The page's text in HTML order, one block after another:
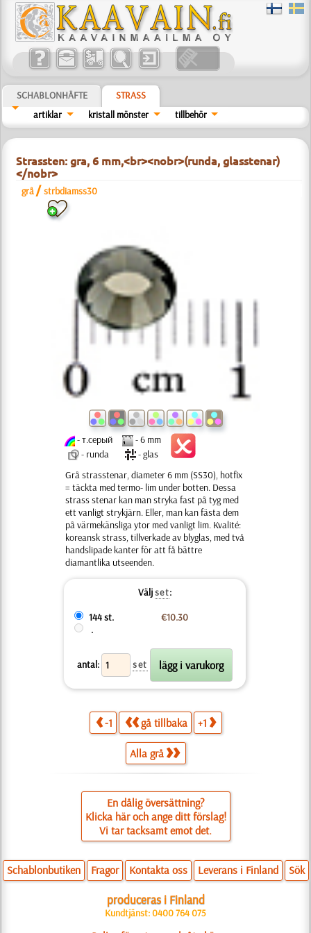
SCHABLONHÄFTE
STRASS
artiklar
kristall mönster tillbehör
Strassten: gra, 6 mm,<br><nobr>(runda, glasstenar)
</nobr>
grå /strbdiamss30
- т.серый
- runda
- 6 mm
- glas
Grå strasstenar, diameter 6 mm (SS30), hotfix
= täckta med termo- lim under botten. Dessa
strass stenar kan man stryka fast på tyg med
ett vanligt strykjärn. Eller, man kan fästa dem
på värmekänsliga ytor med vanligt lim. Kvalité:
koreansk strass, tillverkade av blyglas, med två
handslipade kanter för att få bättre
diamantlika utseenden.
Väljset:
144 st.
€10.30
.
antal: set
-1 gå tillbaka +1
Alla grå
En dålig översättning?
Klicka här och ange ditt förslag!
Vi tar tacksamt emot det.
Schablonbutiken Fragor Kontakta oss Leverans i Finland Sök
produceras i Finland
Kundtjänst: 0400 764 075